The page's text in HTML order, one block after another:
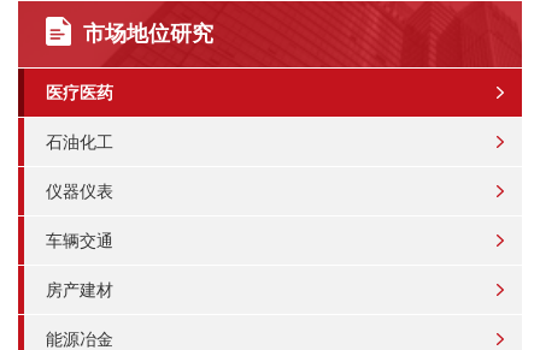
市场地位研究
医疗医药
石油化工
仪器仪表
车辆交通
房产建材
能源冶金